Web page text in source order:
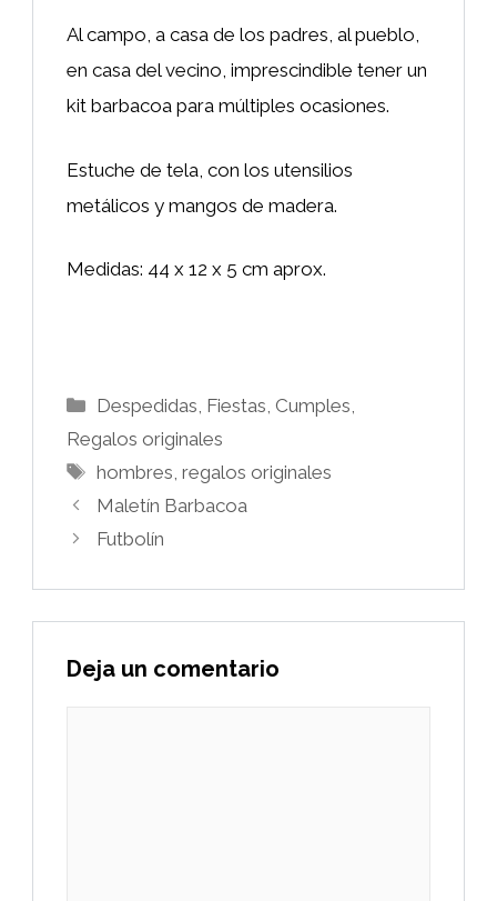
Al campo, a casa de los padres, al pueblo,
en casa del vecino, imprescindible tener un
kit barbacoa para múltiples ocasiones.
Estuche de tela, con los utensilios
metálicos y mangos de madera.
Medidas: 44 x 12 x 5 cm aprox.
Categorías
Despedidas, Fiestas, Cumples
Regalos originales
Etiquetas
hombres ,regalos originales
Maletín Barbacoa
Futbolín
Deja un comentario